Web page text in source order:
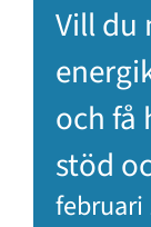
Vill du
och
stöd
februari